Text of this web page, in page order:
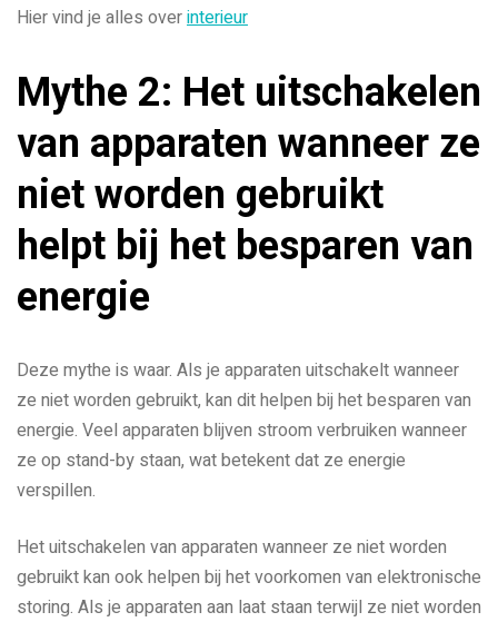
Hier vind je alles overinterieur
Mythe 2: Het uitschakelen
van apparaten wanneer ze
niet worden gebruikt
helpt bij het besparen van
energie
Deze mythe is waar. Als je apparaten uitschakelt wanneer
ze niet worden gebruikt, kan dit helpen bij het besparen van
energie. Veel apparaten blijven stroom verbruiken wanneer
ze op stand-by staan, wat betekent dat ze energie
verspillen.
Het uitschakelen van apparaten wanneer ze niet worden
gebruikt kan ook helpen bij het voorkomen van elektronische
storing. Als je apparaten aan laat staan terwijl ze niet worden